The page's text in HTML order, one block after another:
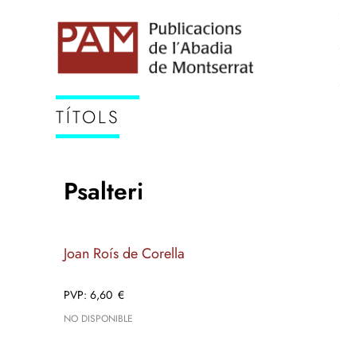
TÍTOLS
Psalteri
Joan Roís de Corella
6,60 €
NO DISPONIBLE